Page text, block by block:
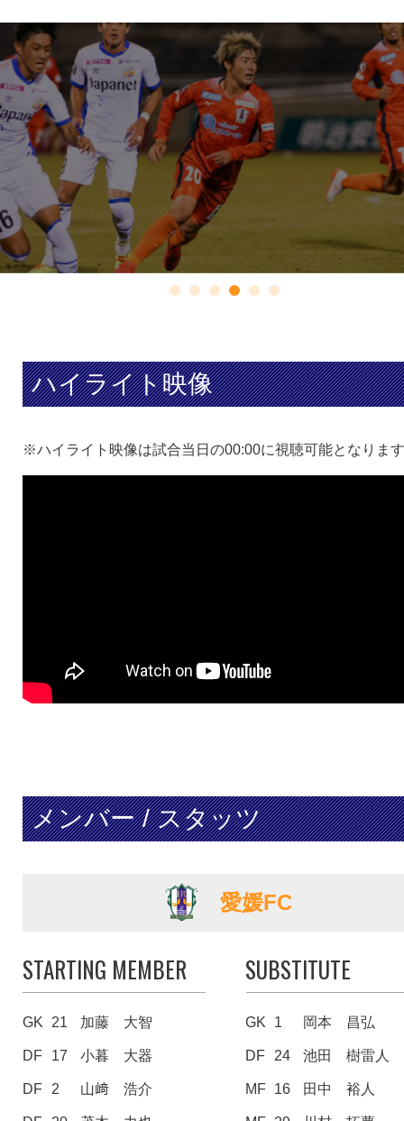
ハイライト映像
※ハイライト映像は試合当日の00:00に視聴可能となりま
メンバー / スタッツ
愛媛FC
STARTING MEMBER
GK 21 加藤 大智
DF 17 小暮 大器
DF 2 山﨑 浩介
SUBSTITUTE
GK 1 岡本 昌弘
DF 24 池田 樹雷人
MF 16 田中 裕人